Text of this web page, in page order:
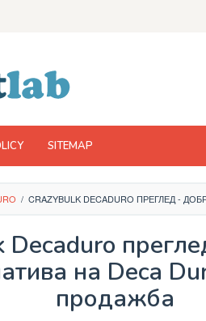
SITEMAP
/ CRAZYBULK DECADURO ПРЕГЛЕД -
Decaduro
на Deca
продажба